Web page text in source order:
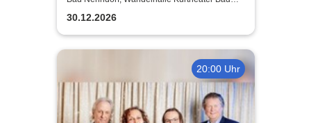
technische Verstärkung
Nenndorf
30.12.2026
20:00 Uhr